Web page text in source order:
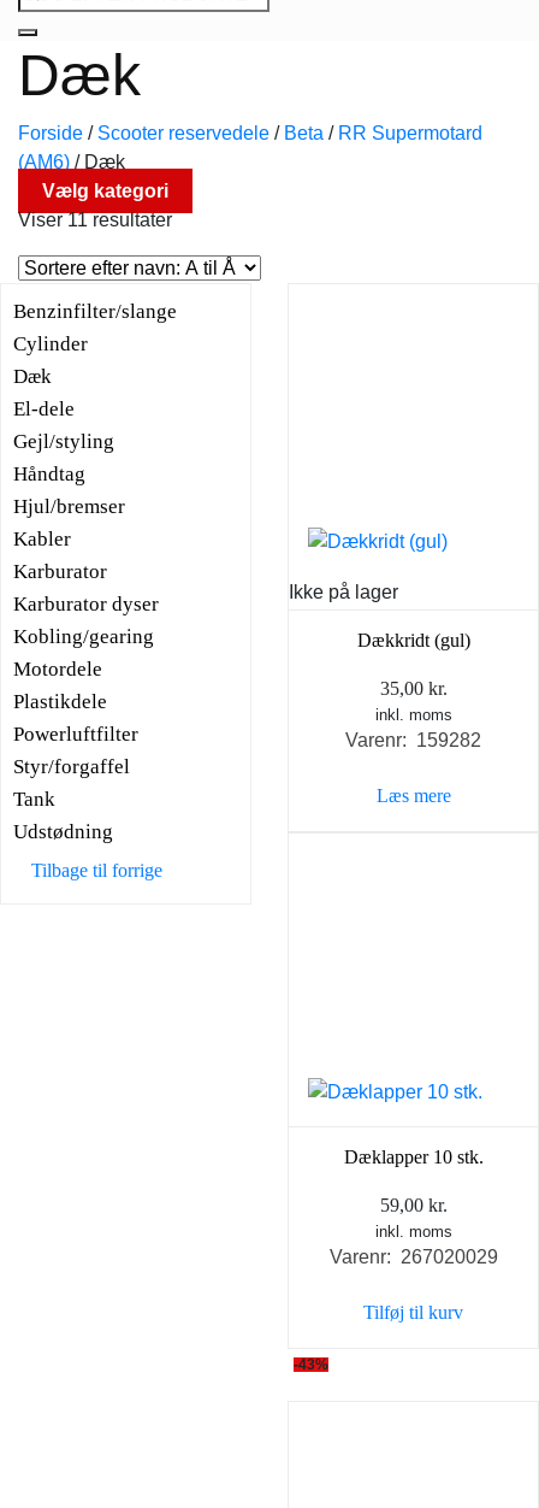
efter:
Dæk
Forside / Scooter reservedele / Beta / RR Supermotard
(AM6) /Dæk
Vælg kategori
Viser 11 resultater
Benzinfilter/slange
Cylinder
Dæk
El-dele
Gejl/styling
Håndtag
Hjul/bremser
Kabler
Karburator
Karburator dyser
Kobling/gearing
Motordele
Plastikdele
Powerluftfilter
Styr/forgaffel
Tank
Udstødning
Tilbage til forrige
Ikke på lager
Dækkridt (gul)
35,00 kr.
inkl. moms
Varenr: 159282
Læs mere
Dæklapper 10 stk.
59,00 kr.
inkl. moms
Varenr: 267020029
Tilføj til kurv
-43%